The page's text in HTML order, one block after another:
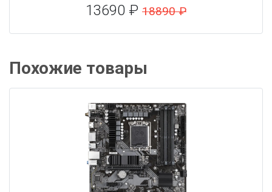
13690 ₽ 18890 ₽
Похожие товары